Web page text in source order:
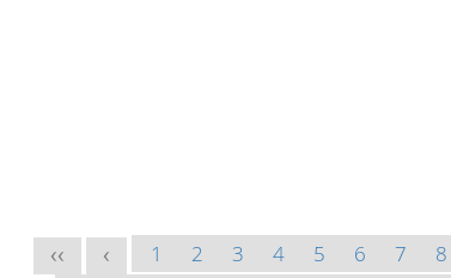
<< < 1 2 3 4 5 6 7 8